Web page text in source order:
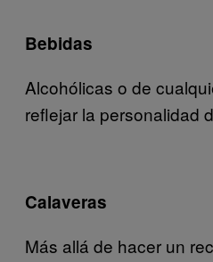
Bebidas
Alcohólicas o de
reflejar la personalidad
Calaveras
Más allá de hacer un